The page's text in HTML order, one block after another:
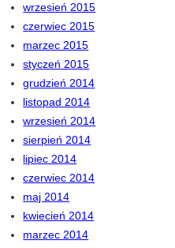
wrzesień 2015
czerwiec 2015
marzec 2015
styczeń 2015
grudzień 2014
listopad 2014
wrzesień 2014
sierpień 2014
lipiec 2014
czerwiec 2014
maj 2014
kwiecień 2014
marzec 2014